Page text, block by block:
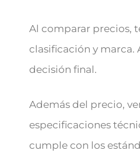
Al comparar precios,
clasificación y marca.
decisión final.
Además del precio,
especificaciones
cumple con los